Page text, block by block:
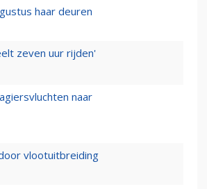
haar deuren
zeven uur rijden'
naar
vlootuitbreiding